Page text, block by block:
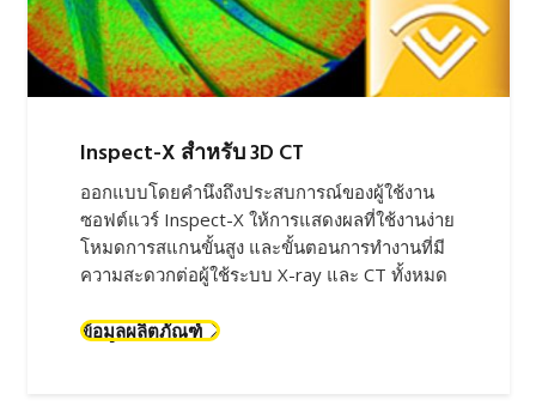
Inspect-X สำหรับ 3D CT
ออกแบบโดยคำนึงถึงประสบการณ์ของผู้ใช้งาน
ซอฟต์แวร์ Inspect-X ให้การแสดงผลที่ใช้งานง่าย
โหมดการสแกนขั้นสูง และขั้นตอนการทำงานที่มี
ความสะดวกต่อผู้ใช้ระบบ X-ray และ CT ทั้งหมด
ข้อมูลผลิตภัณฑ์